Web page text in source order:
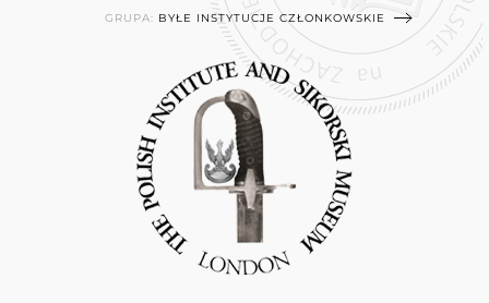
GRUPA: BYŁE INSTYTUCJE CZŁONKOWSKIE